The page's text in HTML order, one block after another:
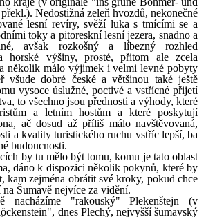
Nedostižná zeleň hvozdů, nekonečné
lesní revíry, svěží luka s tmícími se a
toky a pitoreskní lesní jezera, snadno a
avšak rozkošný a líbezný rozhled
horské výšiny, prosté, přitom ale zcela
několik málo výjimek i velmi levné pobyty
všude dobré české a většinou také ještě
vysoce úslužné, poctivé a vstřícné přijetí
to všechno jsou přednosti a výhody, které
a letním hostům a které poskytují
ač dosud až příliš málo navštěvovaná,
a kvality turistického ruchu vstříc lepší, ba
budoucnosti.
by tu mělo být tomu, komu je tato oblast
dáno k dispozici několik pokynů, které by
kam zejména obrátit své kroky, pokud chce
Šumavě nejvíce za vidění.
nacházíme "rakouský" Plekenštejn (v
dnes Plechý, nejvyšší šumavský